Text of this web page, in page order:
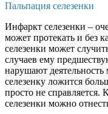
Пальпация селезенки
Инфаркт селезенки –
может протекать и без
селезенки может
случаев ему
нарушают
селезенку ложится
просто не
селезенки можно